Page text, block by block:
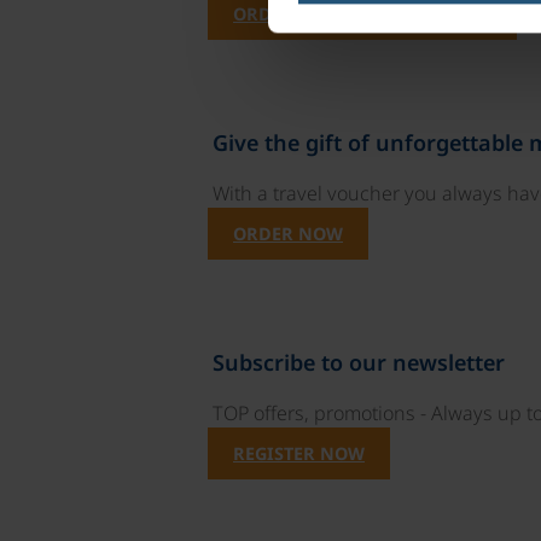
ORDER NOW FREE OF CHARGE
Give the gift of unforgettable
With a travel voucher you always
ORDER NOW
Subscribe to our newsletter
TOP offers, promotions - Always up
REGISTER NOW